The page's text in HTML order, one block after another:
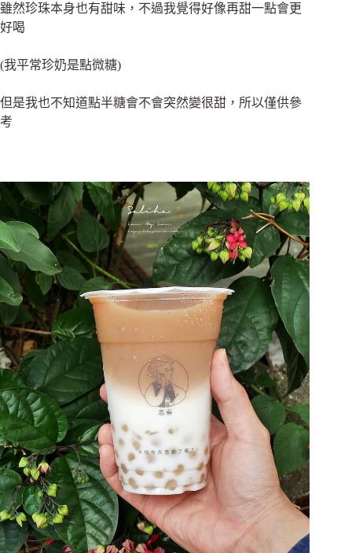
雖然珍珠本身也有甜味，不過我覺得好像再甜一點會更
好喝
(我平常珍奶是點微糖)
但是我也不知道點半糖會不會突然變很甜， 所以僅供參
考